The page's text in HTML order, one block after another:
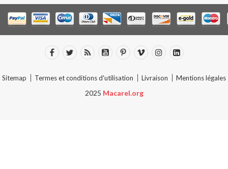
Sitemap Termes et conditions d'utilisation Livraison Mentions légales
2025 Macarel.org